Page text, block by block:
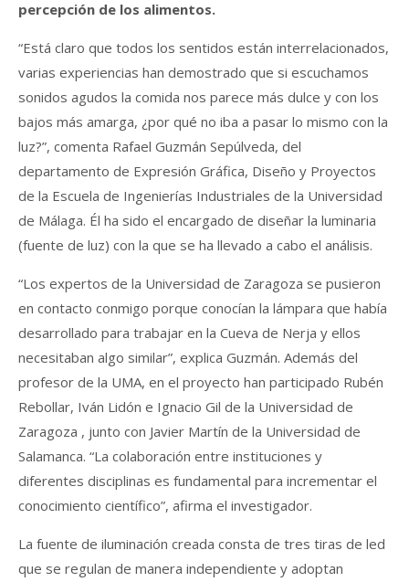
percepción de los alimentos.
“Está claro que todos los sentidos están interrelacionados,
varias experiencias han demostrado que si escuchamos
sonidos agudos la comida nos parece más dulce y con los
bajos más amarga, ¿por qué no iba a pasar lo mismo con la
luz?”, comenta Rafael Guzmán Sepúlveda, del
departamento de Expresión Gráfica, Diseño y Proyectos
de la Escuela de Ingenierías Industriales de la Universidad
de Málaga. Él ha sido el encargado de diseñar la luminaria
(fuente de luz) con la que se ha llevado a cabo el análisis.
“Los expertos de la Universidad de Zaragoza se pusieron
en contacto conmigo porque conocían la lámpara que había
desarrollado para trabajar en la Cueva de Nerja y ellos
necesitaban algo similar”, explica Guzmán. Además del
profesor de la UMA, en el proyecto han participado Rubén
Rebollar, Iván Lidón e Ignacio Gil de la Universidad de
Zaragoza , junto con Javier Martín de la Universidad de
Salamanca. “La colaboración entre instituciones y
diferentes disciplinas es fundamental para incrementar el
conocimiento científico”, afirma el investigador.
La fuente de iluminación creada consta de tres tiras de led
que se regulan de manera independiente y adoptan